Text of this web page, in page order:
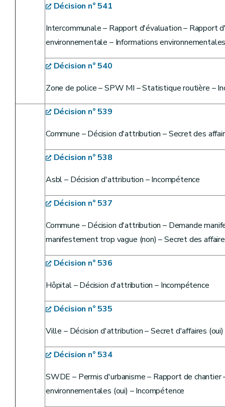
Décision n° 541
Intercommunale – Rapport d'évaluation – Rapport
environnementale – Informations
Décision n° 540
Zone de police – SPW MI – Statistique routière –
Décision n° 539
Commune – Décision d'attribution – Secret des
Décision n° 538
Asbl – Décision d'attribution – Incompétence
Décision n° 537
Commune – Décision d'attribution – Demande
manifestement trop vague (non) – Secret des
Décision n° 536
Hôpital – Décision d'attribution – Incompétence
Décision n° 535
Ville – Décision d'attribution – Secret d'affaires
Décision n° 534
SWDE – Permis d'urbanisme – Rapport de
environnementales (oui) – Incompétence